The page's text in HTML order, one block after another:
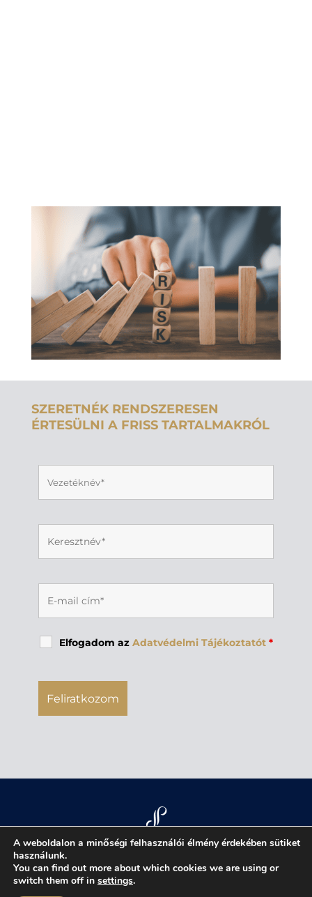
SZERETNÉK RENDSZERESEN
ÉRTESÜLNI A FRISS TARTALMAKRÓL
Elfogadom az Adatvédelmi Tájékoztatót *
jognyilatkozat|adatvédelmi tájékoztató|
impresszum
A weboldalon a minőségi felhasználói élmény érdekében sütiket
használunk.
You can find out more about which cookies we are using or
switch them off in settings.